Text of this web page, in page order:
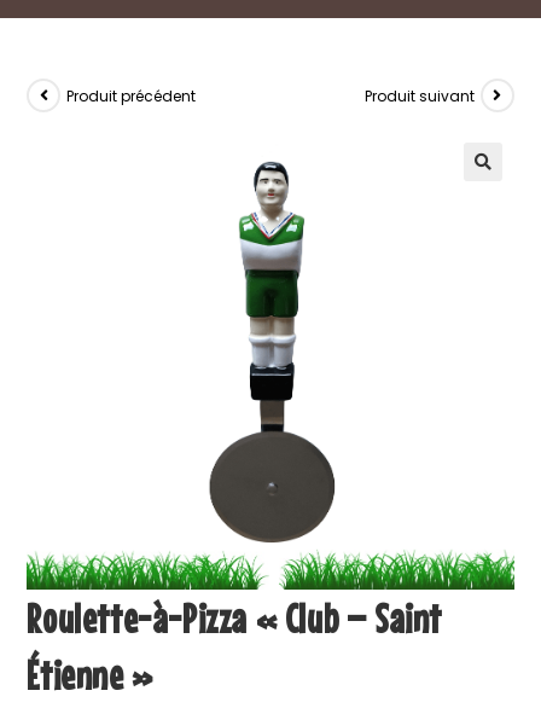
Produit précédent Produit suivant
Roulette-à-Pizza « Club – Saint
Étienne »